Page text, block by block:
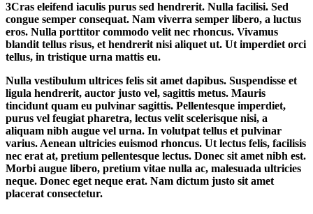
3Cras eleifend iaculis purus sed hendrerit. Nulla facilisi. Sed
congue semper consequat. Nam viverra semper libero, a luctus
eros. Nulla porttitor commodo velit nec rhoncus. Vivamus
blandit tellus risus, et hendrerit nisi aliquet ut. Ut imperdiet orci
tellus, in tristique urna mattis eu.
Nulla vestibulum ultrices felis sit amet dapibus. Suspendisse et
ligula hendrerit, auctor justo vel, sagittis metus. Mauris
tincidunt quam eu pulvinar sagittis. Pellentesque imperdiet,
purus vel feugiat pharetra, lectus velit scelerisque nisi, a
aliquam nibh augue vel urna. In volutpat tellus et pulvinar
varius. Aenean ultricies euismod rhoncus. Ut lectus felis, facilisis
nec erat at, pretium pellentesque lectus. Donec sit amet nibh est.
Morbi augue libero, pretium vitae nulla ac, malesuada ultricies
neque. Donec eget neque erat. Nam dictum justo sit amet
placerat consectetur.